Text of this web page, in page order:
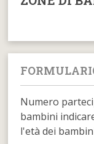
Numero
bambini
l'età dei